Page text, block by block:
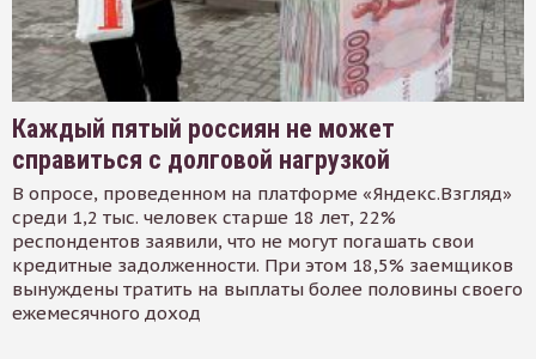
Каждый пятый россиян не может
справиться с долговой нагрузкой
В опросе, проведенном на платформе «Яндекс.Взгляд»
среди 1,2 тыс. человек старше 18 лет, 22%
респондентов заявили, что не могут погашать свои
кредитные задолженности. При этом 18,5% заемщиков
вынуждены тратить на выплаты более половины своего
ежемесячного доход